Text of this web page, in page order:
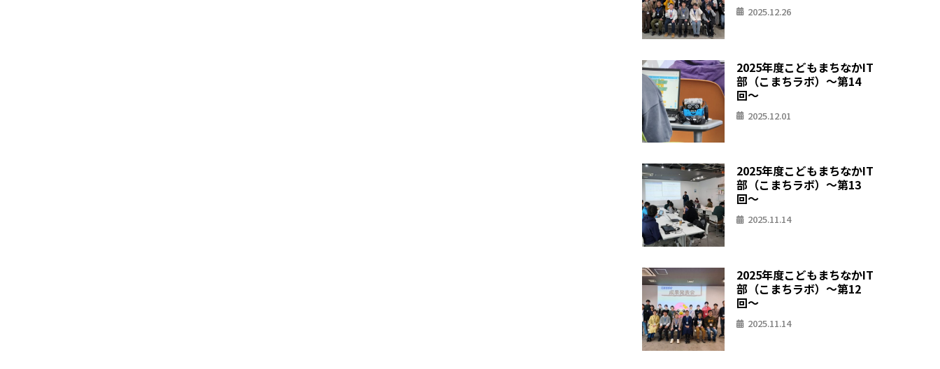
2025.12.26
2025年度こどもまちなかIT
部（こまちラボ）〜第14
回〜
2025.12.01
2025年度こどもまちなかIT
部（こまちラボ）〜第13
回〜
2025.11.14
2025年度こどもまちなかIT
部（こまちラボ）〜第12
回〜
2025.11.14